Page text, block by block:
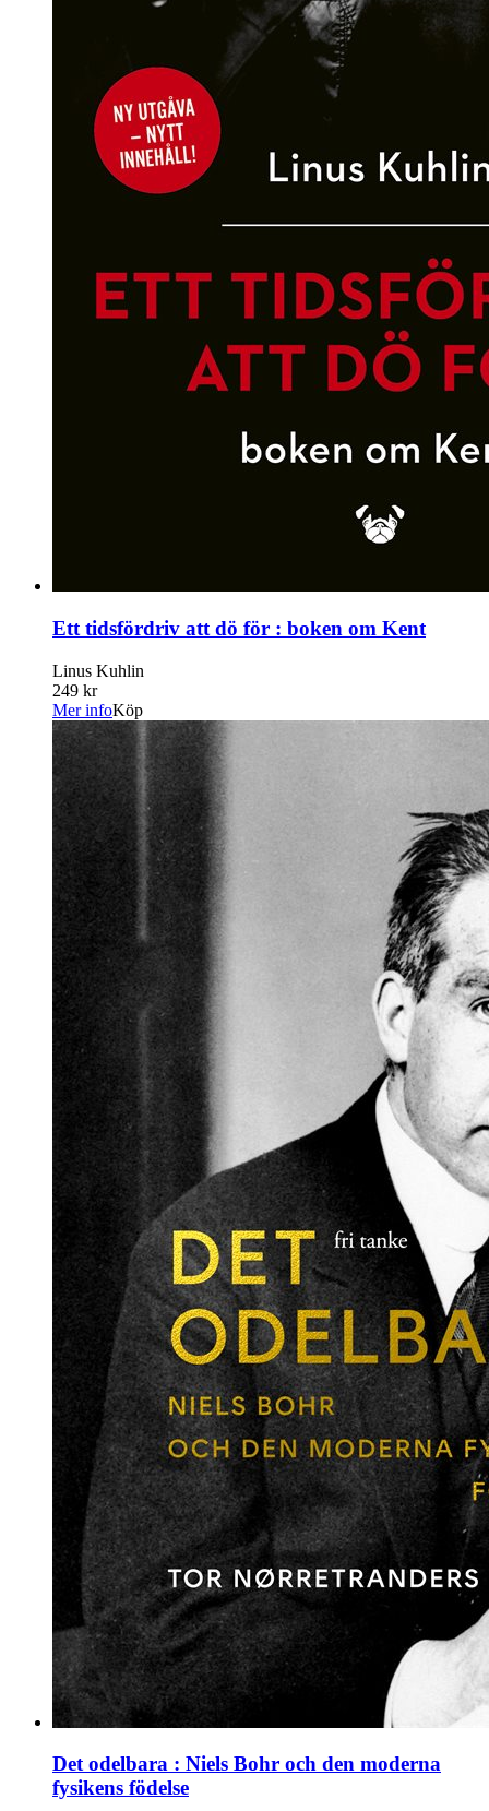
Ett tidsfördriv att dö för : boken om Kent
Linus Kuhlin
249 kr
Mer infoKöp
Det odelbara : Niels Bohr och den moderna
fysikens födelse